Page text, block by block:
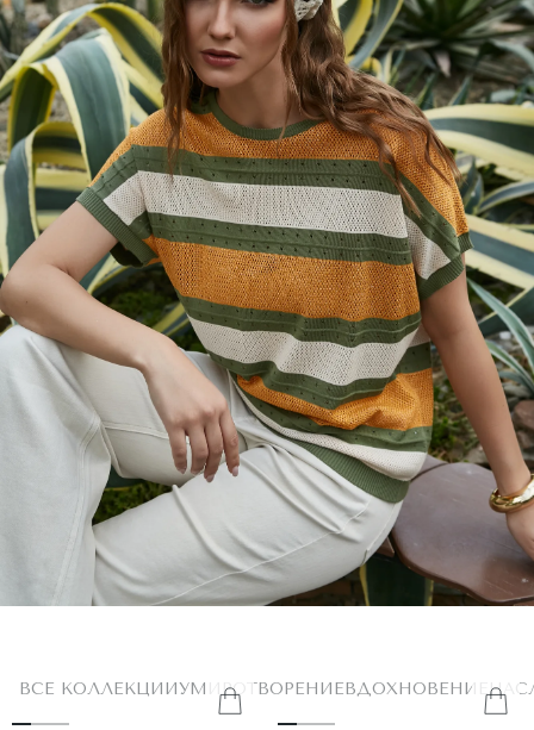
ВСЕ КОЛЛЕКЦИИУМИРОТВОРЕНИЕВДОХНОВЕНИЕ